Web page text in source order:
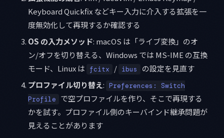
Keyboard Quickfix などキー入力に介入する拡張を一
度無効化して再現するか確認する
OS の入力メソッド: macOS は「ライブ変換」のオ
ン/オフを切り替える、Windows では MS-IME の互換
モード、Linux は
fcitx / ibus
の設定を見直す
プロファイル切り替え: Preferences: Switch
Profile
で空プロファイルを作り、そこで再現する
かを試す。プロファイル側のキーバインド継承問題が
見えることがあります